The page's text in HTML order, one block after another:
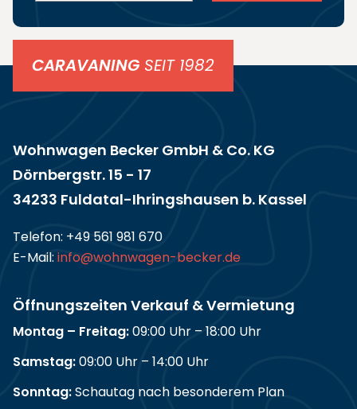
CARAVANING SEIT 1982
Wohnwagen Becker GmbH & Co. KG
Dörnbergstr. 15 - 17
34233 Fuldatal-Ihringshausen b. Kassel
Telefon: +49 561 981 670
E-Mail: info@wohnwagen-becker.de
Öffnungszeiten Verkauf & Vermietung
Montag – Freitag:09:00 Uhr – 18:00 Uhr
Samstag:09:00 Uhr – 14:00 Uhr
Sonntag:Schautag nach besonderem Plan